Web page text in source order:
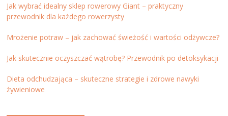
Jak wybrać idealny sklep rowerowy Giant – praktyczny
przewodnik dla każdego rowerzysty
Mrożenie potraw – jak zachować świeżość i wartości odżywcze?
Jak skutecznie oczyszczać wątrobę? Przewodnik po detoksykacji
Dieta odchudzająca – skuteczne strategie i zdrowe nawyki
żywieniowe